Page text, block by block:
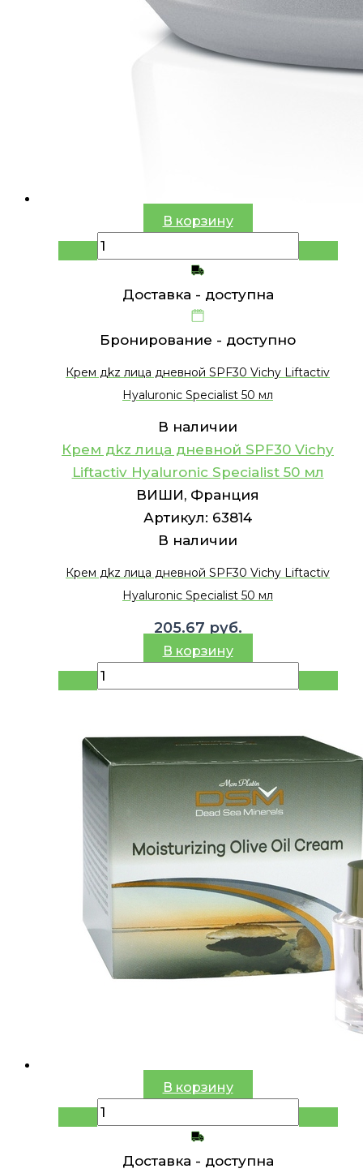
В корзину
Доставка - доступна
Бронирование - доступно
Крем дkz лица дневной SPF30 Vichy Liftactiv
Hyaluronic Specialist 50 мл
В наличии
Крем дkz лица дневной SPF30 Vichy
Liftactiv Hyaluronic Specialist 50 мл
ВИШИ, Франция
Артикул: 63814
В наличии
Крем дkz лица дневной SPF30 Vichy Liftactiv
Hyaluronic Specialist 50 мл
205.67 руб.
В корзину
В корзину
Доставка - доступна